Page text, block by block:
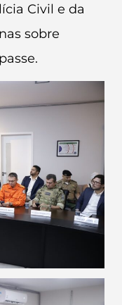
Civil e da
sobre